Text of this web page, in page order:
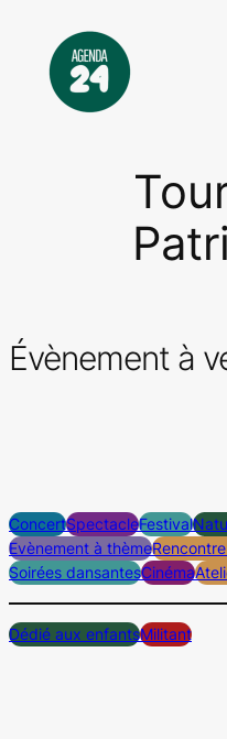
contenu
Évènement à
ConcertSpectacleFestival
Evènement à thème
Soirées dansantesCinéma
Dédié aux enfantsMilitant